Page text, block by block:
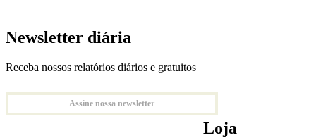
Newsletter diária
Receba nossos relatórios diários e gratuitos
Assine nossa newsletter
Loja